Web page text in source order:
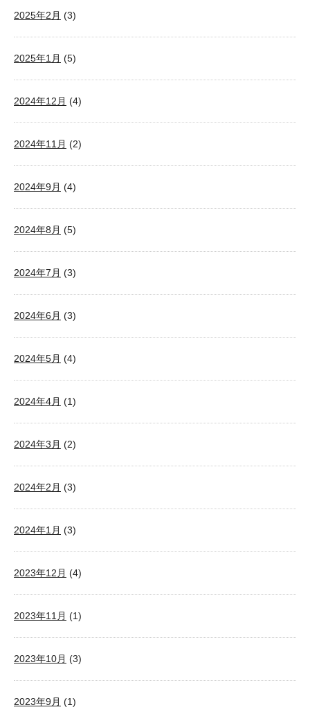
2025年2月 (3)
2025年1月 (5)
2024年12月 (4)
2024年11月 (2)
2024年9月 (4)
2024年8月 (5)
2024年7月 (3)
2024年6月 (3)
2024年5月 (4)
2024年4月 (1)
2024年3月 (2)
2024年2月 (3)
2024年1月 (3)
2023年12月 (4)
2023年11月 (1)
2023年10月 (3)
2023年9月 (1)